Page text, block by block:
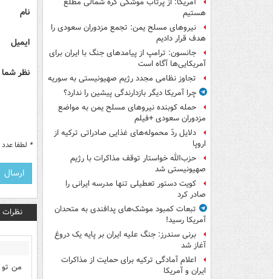
آمریکا: از پرتاب موشکی کره شمالی مطلع
هستیم
نیروهای مسلح یمن: تجمع مزدوران سعودی را
هدف قرار دادیم
جانسون: ترامپ از پیامدهای جنگ با ایران برای
آمریکایی‌ها آگاه است
تجاوز نظامی مجدد رژیم صهیونیستی به سوریه
چرا آمریکا دیگر بازدارندگی پیشین را ندارد؟
حمله کوبنده نیروهای مسلح یمن به مواضع
مزدوران سعودی +فیلم
دلایل ردّ محموله‌های غذایی صادراتی ترکیه از
اروپا
حزب‌الله خواستار توقف مذاکرات با رژیم
صهیونیستی شد
کویت دستور تعطیلی تنها مدرسه ایرانی را
صادر کرد
تبعات کمبود موشک‌های پدافندی به متحدان
آمریکا رسید!
برنی سندرز: جنگ علیه ایران بر پایه یک دروغ
آغاز شد
اعلام آمادگی ترکیه برای حمایت از مذاکرات
ایران و آمریکا
نام
ایمیل
نظر
* لطفا
نظرات
من